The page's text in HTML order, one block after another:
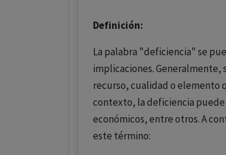
Definición:
La palabra "deficiencia" se
implicaciones. Generalmente,
recurso, cualidad o elemento
contexto, la deficiencia
económicos, entre otros. A
este término: